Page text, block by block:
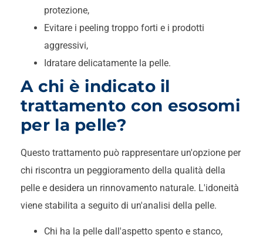
protezione,
Evitare i peeling troppo forti e i prodotti
aggressivi,
Idratare delicatamente la pelle.
A chi è indicato il
trattamento con esosomi
per la pelle?
Questo trattamento può rappresentare un'opzione per
chi riscontra un peggioramento della qualità della
pelle e desidera un rinnovamento naturale. L'idoneità
viene stabilita a seguito di un'analisi della pelle.
Chi ha la pelle dall'aspetto spento e stanco,